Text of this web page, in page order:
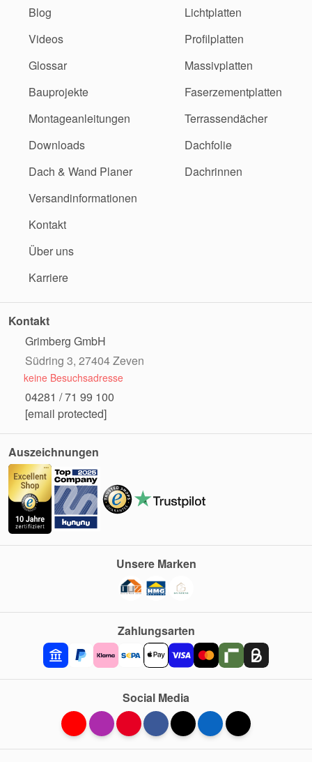
Blog
Videos
Glossar
Bauprojekte
Montageanleitungen
Downloads
Dach & Wand Planer
Versandinformationen
Kontakt
Über uns
Karriere
Lichtplatten
Profilplatten
Massivplatten
Faserzementplatten
Terrassendächer
Dachfolie
Dachrinnen
Kontakt
Grimberg GmbH
Südring 3, 27404 Zeven
keine Besuchsadresse
04281 / 71 99 100
[email protected]
Auszeichnungen
Zahlungsarten
Unsere Marken
Social Media